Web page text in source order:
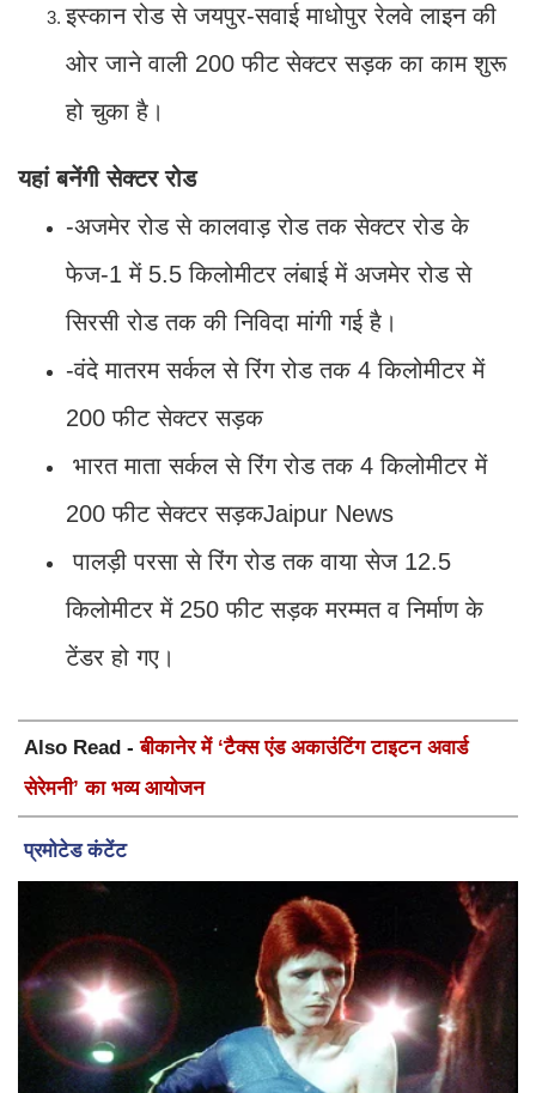
इस्कान रोड से जयपुर-सवाई माधोपुर रेलवे लाइन की
ओर जाने वाली 200 फीट सेक्टर सड़क का काम शुरू
हो चुका है।
यहां बनेंगी सेक्टर रोड
-अजमेर रोड से कालवाड़ रोड तक सेक्टर रोड के
फेज-1 में 5.5 किलोमीटर लंबाई में अजमेर रोड से
सिरसी रोड तक की निविदा मांगी गई है।
-वंदे मातरम सर्कल से रिंग रोड तक 4 किलोमीटर में
200 फीट सेक्टर सड़क
भारत माता सर्कल से रिंग रोड तक 4 किलोमीटर में
200 फीट सेक्टर सड़कJaipur News
पालड़ी परसा से रिंग रोड तक वाया सेज 12.5
किलोमीटर में 250 फीट सड़क मरम्मत व निर्माण के
टेंडर हो गए।
Also Read -बीकानेर में ‘टैक्स एंड अकाउंटिंग टाइटन अवार्ड
सेरेमनी’ का भव्य आयोजन